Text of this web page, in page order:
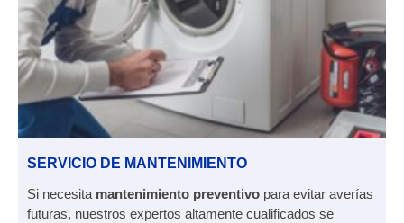
SERVICIO DE MANTENIMIENTO
Si necesita mantenimiento preventivo para evitar averías
futuras, nuestros expertos altamente cualificados se